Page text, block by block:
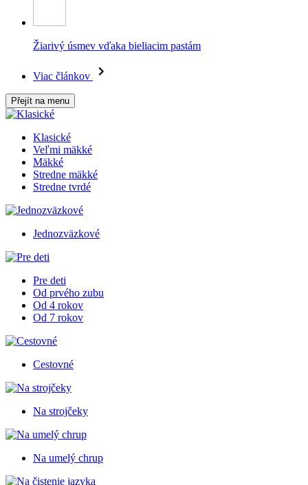
Žiarivý úsmev vďaka bieliacim pastám
Viac článkov
Přejít na menu
Klasické
Veľmi mäkké
Mäkké
Stredne mäkké
Stredne tvrdé
Jednozväzkové
Pre deti
Od prvého zubu
Od 4 rokov
Od 7 rokov
Cestovné
Na strojčeky
Na umelý chrup